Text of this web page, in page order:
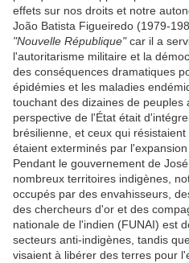
effets sur nos droits et notre
João Batista Figueiredo (1979-
"Nouvelle République"car il a
l'autoritarisme militaire et la
des conséquences dramatiques
épidémies et les maladies
touchant des dizaines de peuples
perspective de l'État était
brésilienne, et ceux qui
étaient exterminés par
Pendant le gouvernement de
nombreux territoires indigènes,
occupés par des envahisseurs,
des chercheurs d'or et des
nationale de l'indien (FUNAI) est
secteurs anti-indigènes, tandis
visaient à libérer des terres pour